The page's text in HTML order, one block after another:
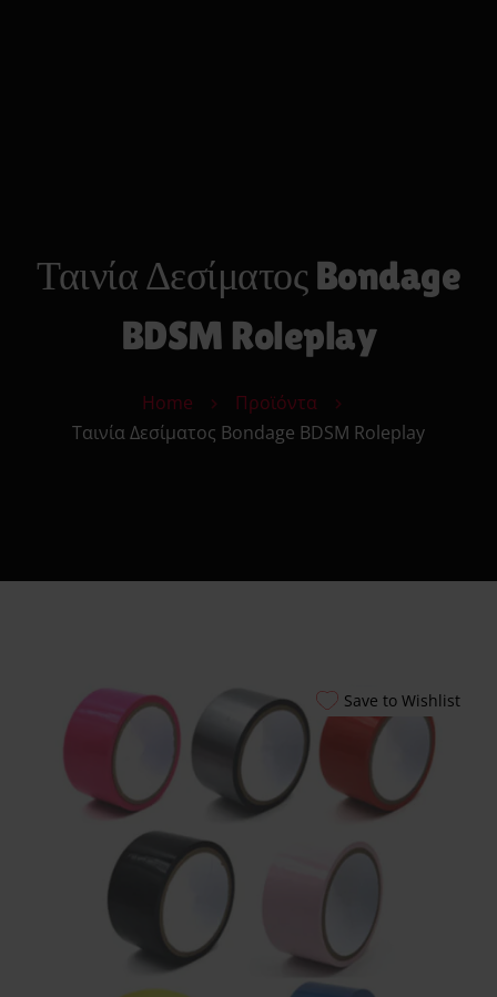
Πρωκτικά Toys
Μόδα
Υγεία & Ομορφιά
Sexy Δώρα
Επικοινωνία
Κατάστημα
για Απόλαυση &
Ασφάλεια
Αυτόματοι
Πωλητές 24 Ώρες –
Λακωνίας 10
Πειραιάς
Ο λογαριασμός
Smart Locker
Ταινία Δεσίματος Bondage
BDSM Roleplay
Home
Προϊόντα
Ταινία Δεσίματος Bondage BDSM Roleplay
Save to Wishlist